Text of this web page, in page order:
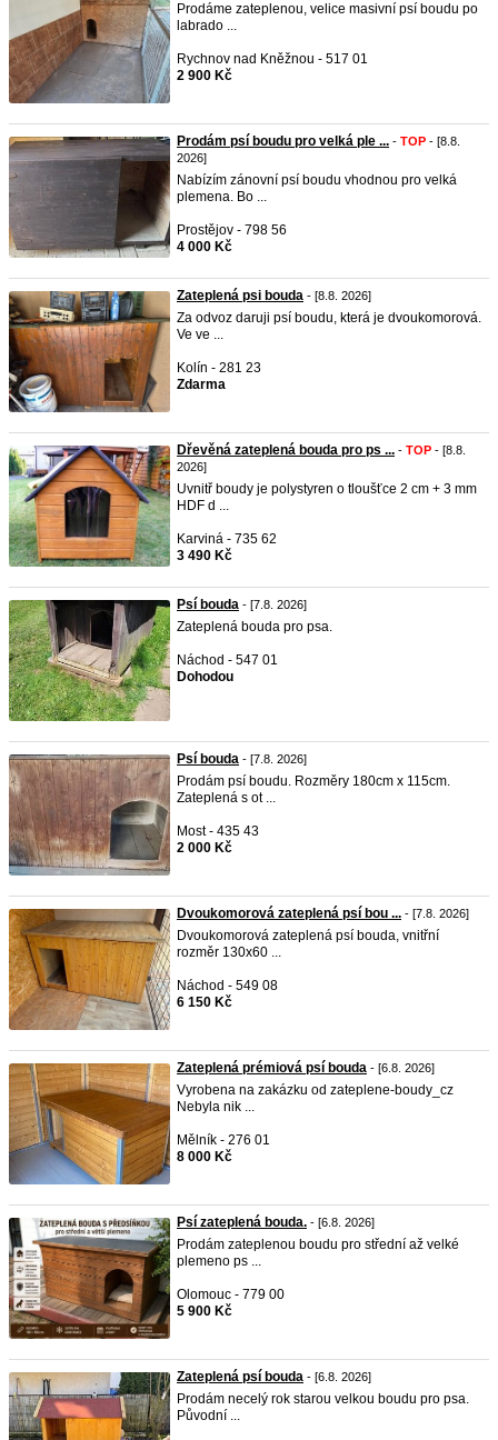
Prodáme zateplenou, velice masivní psí boudu po
labrado ...
Rychnov nad Kněžnou - 517 01
2 900 Kč
Prodám psí boudu pro velká ple ... - TOP - [8.8.
2026]
Nabízím zánovní psí boudu vhodnou pro velká
plemena. Bo ...
Prostějov - 798 56
4 000 Kč
Zateplená psi bouda - [8.8. 2026]
Za odvoz daruji psí boudu, která je dvoukomorová.
Ve ve ...
Kolín - 281 23
Zdarma
Dřevěná zateplená bouda pro ps ... - TOP - [8.8.
2026]
Uvnitř boudy je polystyren o tloušťce 2 cm + 3 mm
HDF d ...
Karviná - 735 62
3 490 Kč
Psí bouda - [7.8. 2026]
Zateplená bouda pro psa.
Náchod - 547 01
Dohodou
Psí bouda - [7.8. 2026]
Prodám psí boudu. Rozměry 180cm x 115cm.
Zateplená s ot ...
Most - 435 43
2 000 Kč
Dvoukomorová zateplená psí bou ... - [7.8. 2026]
Dvoukomorová zateplená psí bouda, vnitřní
rozměr 130x60 ...
Náchod - 549 08
6 150 Kč
Zateplená prémiová psí bouda - [6.8. 2026]
Vyrobena na zakázku od zateplene-boudy_cz
Nebyla nik ...
Mělník - 276 01
8 000 Kč
Psí zateplená bouda. - [6.8. 2026]
Prodám zateplenou boudu pro střední až velké
plemeno ps ...
Olomouc - 779 00
5 900 Kč
Zateplená psí bouda - [6.8. 2026]
Prodám necelý rok starou velkou boudu pro psa.
Původní ...